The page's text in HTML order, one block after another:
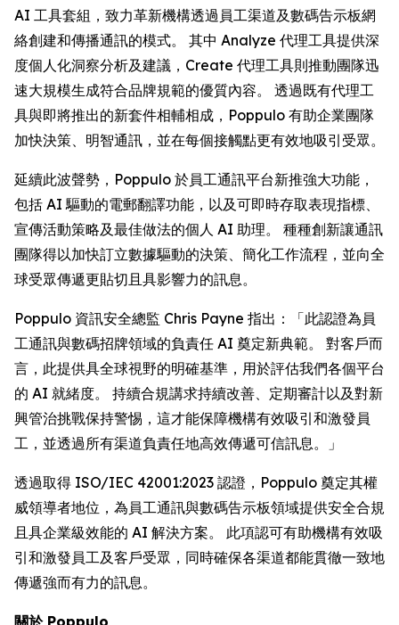
AI 工具套組，致力革新機構透過員工渠道及數碼告示板網
絡創建和傳播通訊的模式。 其中 Analyze 代理工具提供深
度個人化洞察分析及建議， Create 代理工具則推動團隊迅
速大規模生成符合品牌規範的優質內容。 透過既有代理工
具與即將推出的新套件相輔相成，Poppulo 有助企業團隊
加快決策、明智通訊，並在每個接觸點更有效地吸引受眾。
延續此波聲勢，Poppulo 於員工通訊平台新推強大功能，
包括 AI 驅動的電郵翻譯功能，以及可即時存取表現指標、
宣傳活動策略及最佳做法的個人 AI 助理。 種種創新讓通訊
團隊得以加快訂立數據驅動的決策、簡化工作流程，並向全
球受眾傳遞更貼切且具影響力的訊息。
Poppulo 資訊安全總監 Chris Payne 指出：「此認證為員
工通訊與數碼招牌領域的負責任 AI 奠定新典範。 對客戶而
言，此提供具全球視野的明確基準，用於評估我們各個平台
的 AI 就緒度。 持續合規講求持續改善、定期審計以及對新
興管治挑戰保持警惕，這才能保障機構有效吸引和激發員
工，並透過所有渠道負責任地高效傳遞可信訊息。」
透過取得 ISO/IEC 42001:2023 認證，Poppulo 奠定其權
威領導者地位，為員工通訊與數碼告示板領域提供安全合規
且具企業級效能的 AI 解決方案。 此項認可有助機構有效吸
引和激發員工及客戶受眾，同時確保各渠道都能貫徹一致地
傳遞強而有力的訊息。
關於 Poppulo